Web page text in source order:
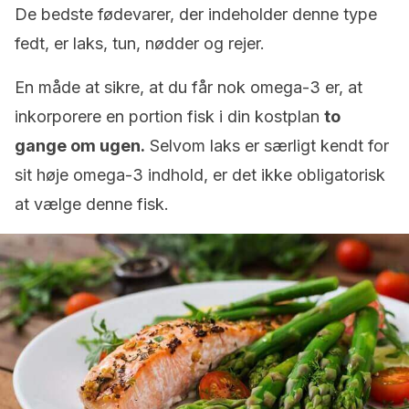
De bedste fødevarer, der indeholder denne type
fedt, er laks, tun, nødder og rejer.
En måde at sikre, at du får nok omega-3 er, at
inkorporere en portion fisk i din kostplan to
gange om ugen. Selvom laks er særligt kendt for
sit høje omega-3 indhold, er det ikke obligatorisk
at vælge denne fisk.